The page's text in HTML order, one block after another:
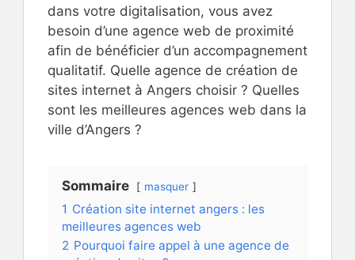
dans votre digitalisation, vous avez
besoin d’une agence web de proximité
afin de bénéficier d’un accompagnement
qualitatif. Quelle agence de création de
sites internet à Angers choisir ? Quelles
sont les meilleures agences web dans la
ville d’Angers ?
Sommaire masquer
1 Création site internet angers : les
meilleures agences web
2 Pourquoi faire appel à une agence de